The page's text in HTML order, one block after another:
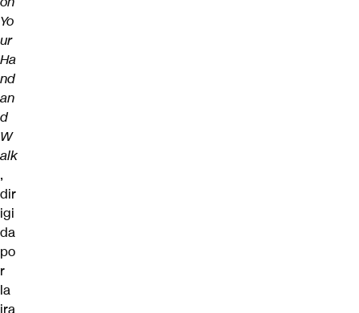
Yo
ur
Ha
nd
an
d
W
alk
,
dir
igi
da
po
r
la
ira